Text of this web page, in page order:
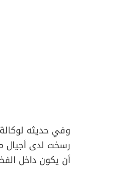
وفي حديثه لوكالة
رسخت لدى أجيال
أن يكون داخل